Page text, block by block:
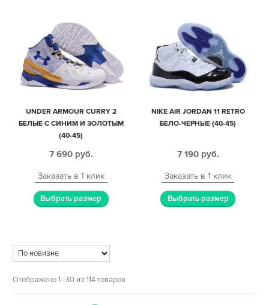
UNDER ARMOUR CURRY 2
БЕЛЫЕ С СИНИМ И ЗОЛОТЫМ
(40-45)
7 690 руб.
Заказать в 1 клик
Выбрать размер
NIKE AIR JORDAN 11 RETRO
БЕЛО-ЧЕРНЫЕ (40-45)
7 190 руб.
Заказать в 1 клик
Выбрать размер
Отображено 1–30 из 114 товаров